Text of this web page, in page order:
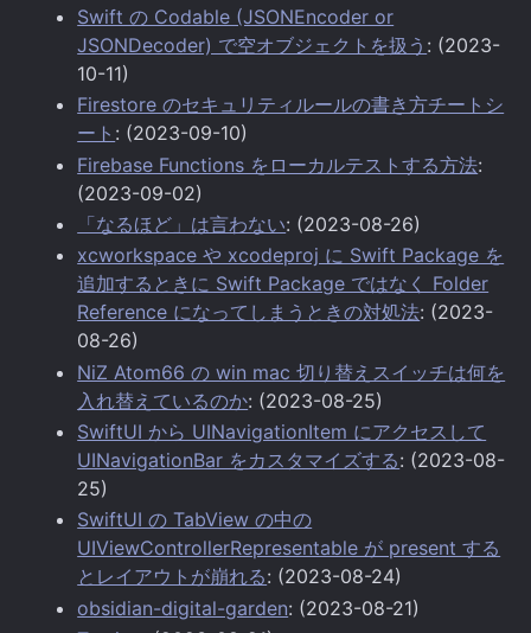
Swift の Codable (JSONEncoder or
JSONDecoder) で空オブジェクトを扱う : (2023-
10-11)
Firestore のセキュリティルールの書き方チートシ
ート : (2023-09-10)
Firebase Functions をローカルテストする方法:
(2023-09-02)
「なるほど」は言わない: (2023-08-26)
xcworkspace や xcodeproj に Swift Package を
追加するときに Swift Package ではなく Folder
Reference になってしまうときの対処法: (2023-
08-26)
NiZ Atom66 の win mac 切り替えスイッチは何を
入れ替えているのか: (2023-08-25)
SwiftUI から UINavigationItem にアクセスして
UINavigationBar をカスタマイズする: (2023-08-
25)
SwiftUI の TabView の中の
UIViewControllerRepresentable が present する
とレイアウトが崩れる: (2023-08-24)
obsidian-digital-garden: (2023-08-21)